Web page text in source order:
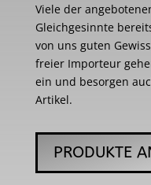
Viele der
Gleichgesinnte
von uns guten
freier Importeur
ein und besorgen
Artikel.
PRODUKTE